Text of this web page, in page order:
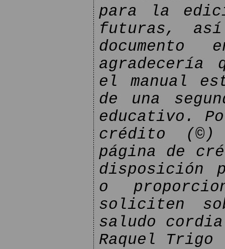
para la
futuras,
agradecería
el manual
de una
educativo.
crédito (©)
página de
disposición
o
soliciten
saludo
Raquel Trigo